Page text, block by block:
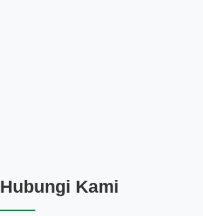
Hubungi Kami